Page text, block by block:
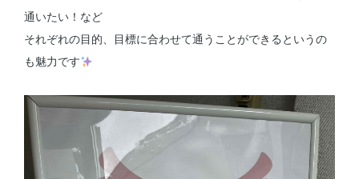
通いたい！など
それぞれの目的、目標に合わせて通うことができるというの
も魅力です